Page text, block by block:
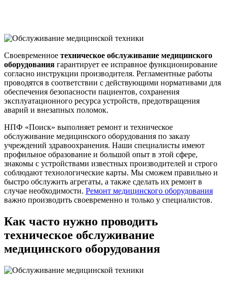
Своевременное техническое обслуживание медицинского
оборудования гарантирует ее исправное функционирование
согласно инструкции производителя. Регламентные работы
проводятся в соответствии с действующими нормативами для
обеспечения безопасности пациентов, сохранения
эксплуатационного ресурса устройств, предотвращения
аварий и внезапных поломок.
НПФ «Поиск» выполняет ремонт и техническое
обслуживание медицинского оборудования по заказу
учреждений здравоохранения. Наши специалисты имеют
профильное образование и большой опыт в этой сфере,
знакомы с устройствами известных производителей и строго
соблюдают технологические карты. Мы сможем правильно и
быстро обслужить агрегаты, а также сделать их ремонт в
случае необходимости. Ремонт медицинского оборудования
важно производить своевременно и только у специалистов.
Как часто нужно проводить
техническое обслуживание
медицинского оборудования